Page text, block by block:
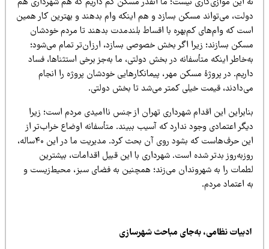
می‌تواند مسکن بسازد و هم اینکه وام بدهند و بهترین کار همین
که وام‌های کم‌بهره با اقساط بلندمدت بدهند تا مردم خودشان
بسازند؛ زیرا اگر بخش خصوصی بسازد، ارزان‌تر تمام می‌شود؛
اینکه متأسفانه در بخش دولتی، ما به‌جز برخی استثناها، فساد
در پروژۀ مسکن مهر، پیمانکارهایی خودشان پروژه را انجام
قیمت خیلی کمتر می‌شد تا بخش دولتی.
این اقدام شهرداری تهران از جنس ناامیدی مردم است؛ زیرا
اعتمادی وجود ندارد که آسیب ببیند. متأسفانه اوضاع خراب‌تر از
این حرف‌هاست که بشود روی آن بحث کرد. مدیریت ما در این ۴۰ساله،
بدتر شده است. شهرداری با این قبیل اقدامات، بیشترین
را به شهروندان می‌زند؛ همچنین به فضای سبز، محیط‌زیست و
اعتماد مردم.
نظامی، به‌جای مباحث شهرسازی